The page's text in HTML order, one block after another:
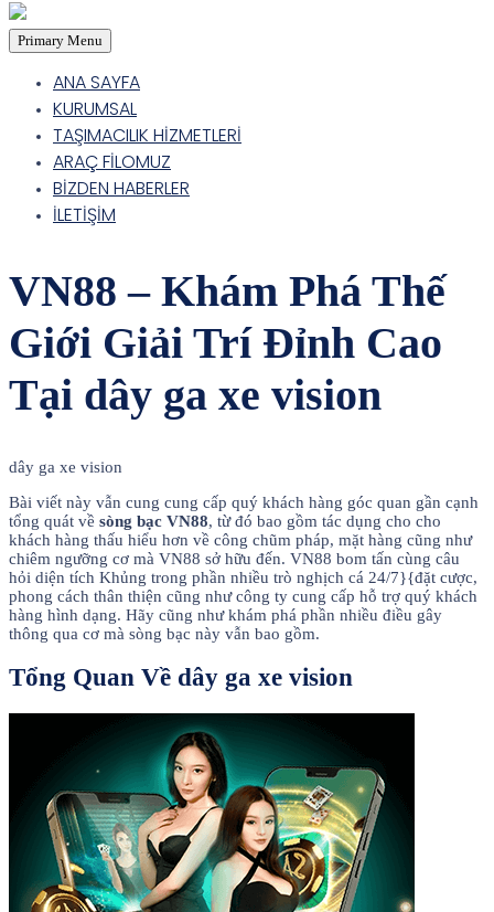
Primary Menu
ANA SAYFA
KURUMSAL
TAŞIMACILIK HİZMETLERİ
ARAÇ FİLOMUZ
BİZDEN HABERLER
İLETİŞİM
VN88 – Khám Phá Thế
Giới Giải Trí Đỉnh Cao
Tại dây ga xe vision
dây ga xe vision
Bài viết này vẫn cung cung cấp quý khách hàng góc quan gần cạnh
tổng quát về sòng bạc VN88, từ đó bao gồm tác dụng cho cho
khách hàng thấu hiểu hơn về công chũm pháp, mặt hàng cũng như
chiêm ngưỡng cơ mà VN88 sở hữu đến. VN88 bom tấn cùng câu
hỏi diện tích Khủng trong phần nhiều trò nghịch cá 24/7}{đặt cược,
phong cách thân thiện cũng như công ty cung cấp hỗ trợ quý khách
hàng hình dạng. Hãy cũng như khám phá phần nhiều điều gây
thông qua cơ mà sòng bạc này vẫn bao gồm.
Tổng Quan Về dây ga xe vision